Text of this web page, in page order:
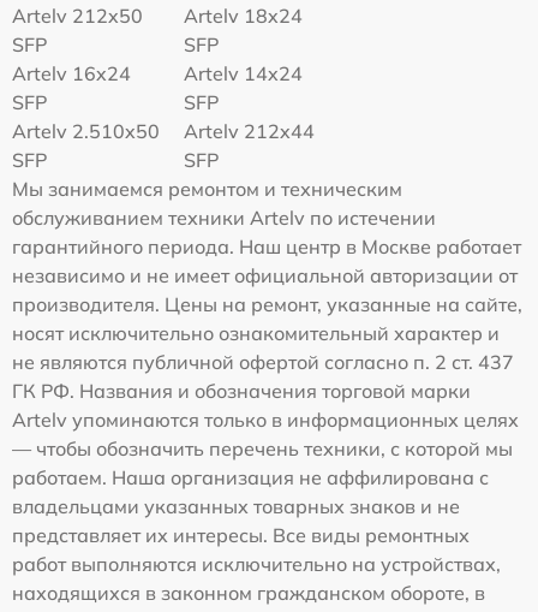
Artelv 212x50
SFP
Artelv 18x24
SFP
Artelv 16x24
SFP
Artelv 14x24
SFP
Artelv 2.510x50
SFP
Artelv 212x44
SFP
Мы занимаемся ремонтом и техническим
обслуживанием техники Artelv по истечении
гарантийного периода. Наш центр в Москве работает
независимо и не имеет официальной авторизации от
производителя. Цены на ремонт, указанные на сайте,
носят исключительно ознакомительный характер и
не являются публичной офертой согласно п. 2 ст. 437
ГК РФ. Названия и обозначения торговой марки
Artelv упоминаются только в информационных целях
— чтобы обозначить перечень техники, с которой мы
работаем. Наша организация не аффилирована с
владельцами указанных товарных знаков и не
представляет их интересы. Все виды ремонтных
работ выполняются исключительно на устройствах,
находящихся в законном гражданском обороте, в